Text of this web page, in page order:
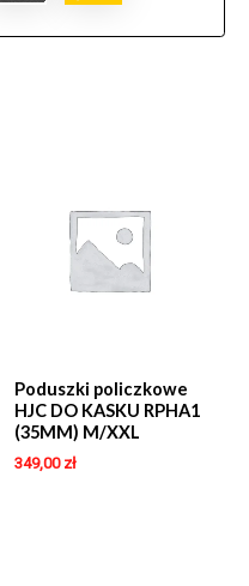
Poduszki policzkowe
HJC DO KASKU RPHA1
(35MM) M/XXL
349,00 zł